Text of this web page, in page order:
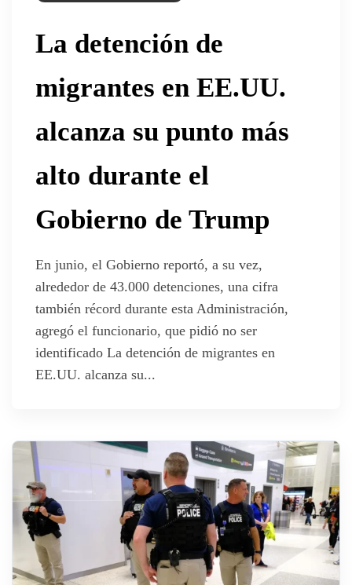
La detención de
migrantes en EE.UU.
alcanza su punto más
alto durante el
Gobierno de Trump
En junio, el Gobierno reportó, a su vez,
alrededor de 43.000 detenciones, una cifra
también récord durante esta Administración,
agregó el funcionario, que pidió no ser
identificado La detención de migrantes en
EE.UU. alcanza su...